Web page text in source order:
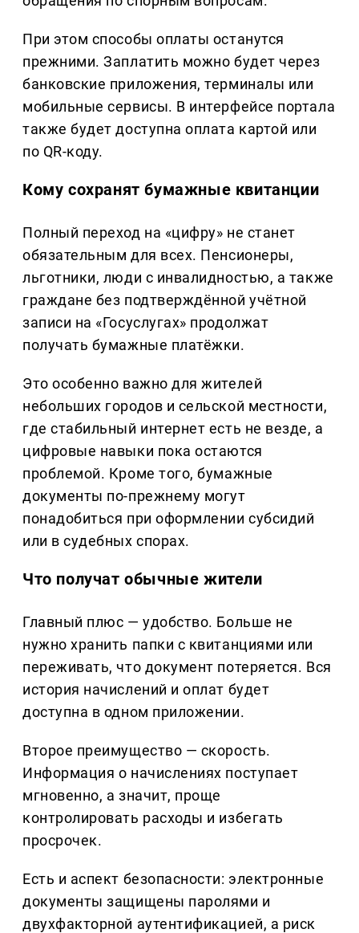
При этом способы оплаты останутся
прежними. Заплатить можно будет через
банковские приложения, терминалы или
мобильные сервисы. В интерфейсе портала
также будет доступна оплата картой или
по QR-коду.
Кому сохранят бумажные квитанции
Полный переход на «цифру» не станет
обязательным для всех. Пенсионеры,
льготники, люди с инвалидностью, а также
граждане без подтверждённой учётной
записи на «Госуслугах» продолжат
получать бумажные платёжки.
Это особенно важно для жителей
небольших городов и сельской местности,
где стабильный интернет есть не везде, а
цифровые навыки пока остаются
проблемой. Кроме того, бумажные
документы по-прежнему могут
понадобиться при оформлении субсидий
или в судебных спорах.
Что получат обычные жители
Главный плюс — удобство. Больше не
нужно хранить папки с квитанциями или
переживать, что документ потеряется. Вся
история начислений и оплат будет
доступна в одном приложении.
Второе преимущество — скорость.
Информация о начислениях поступает
мгновенно, а значит, проще
контролировать расходы и избегать
просрочек.
Есть и аспект безопасности: электронные
документы защищены паролями и
двухфакторной аутентификацией, а риск